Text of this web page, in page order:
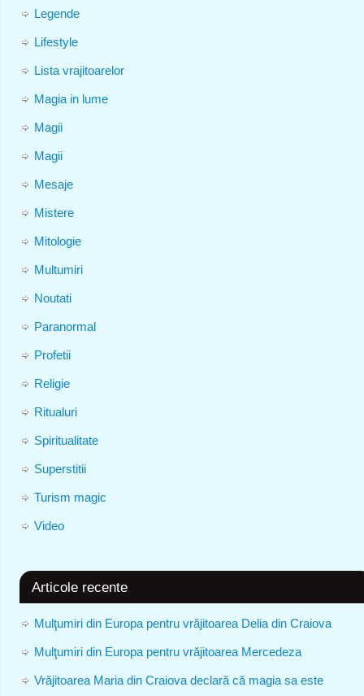
Legende
Lifestyle
Lista vrajitoarelor
Magia in lume
Magii
Magii
Mesaje
Mistere
Mitologie
Multumiri
Noutati
Paranormal
Profetii
Religie
Ritualuri
Spiritualitate
Superstitii
Turism magic
Video
Articole recente
Mulţumiri din Europa pentru vrăjitoarea Delia din Craiova
Mulţumiri din Europa pentru vrăjitoarea Mercedeza
Vrăjitoarea Maria din Craiova declară că magia sa este